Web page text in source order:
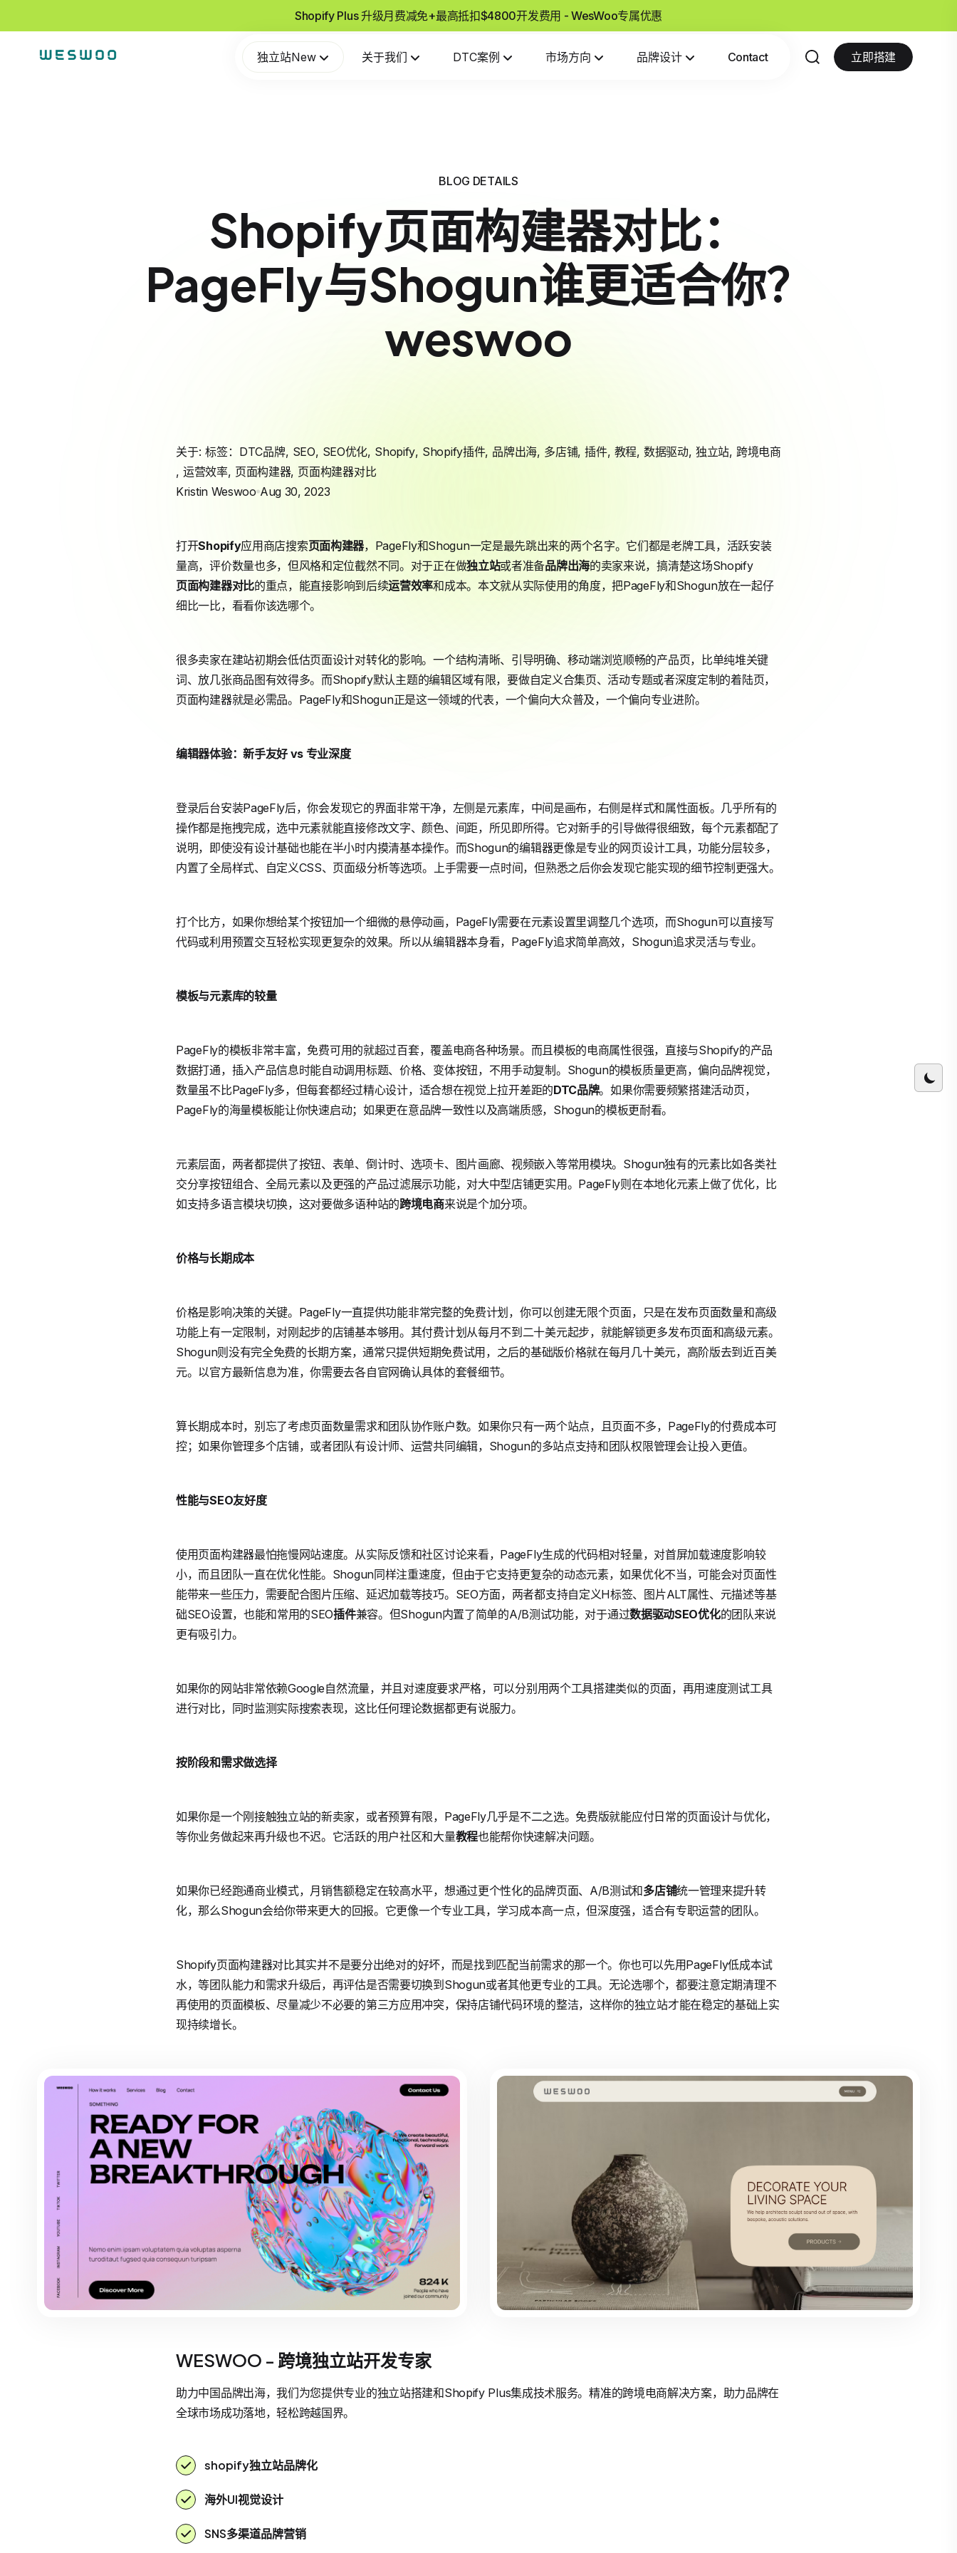
Shopify Plus 升级月费减免+最高抵扣$4800开发费用 - WesWoo专属优惠
独立站New 关于我们 DTC案例 市场方向 品牌设计 Contact 立即搭建
BLOG DETAILS
Shopify页面构建器对比：
PageFly与Shogun谁更适合你？
weswoo
关于: 标签： DTC品牌, SEO, SEO优化, Shopify, Shopify插件, 品牌出海, 多店铺,插件, 教程,数据驱动, 独立站, 跨境电商
, 运营效率, 页面构建器, 页面构建器对比
Kristin Weswoo Aug 30, 2023
打开Shopify应用商店搜索页面构建器，PageFly和Shogun一定是最先跳出来的两个名字。它们都是老牌工具，活跃安装
量高，评价数量也多，但风格和定位截然不同。对于正在做独立站或者准备品牌出海的卖家来说，搞清楚这场Shopify
页面构建器对比的重点，能直接影响到后续运营效率和成本。本文就从实际使用的角度，把PageFly和Shogun放在一起仔
细比一比，看看你该选哪个。
很多卖家在建站初期会低估页面设计对转化的影响。一个结构清晰、引导明确、移动端浏览顺畅的产品页，比单纯堆关键
词、放几张商品图有效得多。而Shopify默认主题的编辑区域有限，要做自定义合集页、活动专题或者深度定制的着陆页，
页面构建器就是必需品。PageFly和Shogun正是这一领域的代表，一个偏向大众普及，一个偏向专业进阶。
编辑器体验：新手友好 vs 专业深度
登录后台安装PageFly后，你会发现它的界面非常干净，左侧是元素库，中间是画布，右侧是样式和属性面板。几乎所有的
操作都是拖拽完成，选中元素就能直接修改文字、颜色、间距，所见即所得。它对新手的引导做得很细致，每个元素都配了
说明，即使没有设计基础也能在半小时内摸清基本操作。而Shogun的编辑器更像是专业的网页设计工具，功能分层较多，
内置了全局样式、自定义CSS、页面级分析等选项。上手需要一点时间，但熟悉之后你会发现它能实现的细节控制更强大。
打个比方，如果你想给某个按钮加一个细微的悬停动画，PageFly需要在元素设置里调整几个选项，而Shogun可以直接写
代码或利用预置交互轻松实现更复杂的效果。所以从编辑器本身看，PageFly追求简单高效，Shogun追求灵活与专业。
模板与元素库的较量
PageFly的模板非常丰富，免费可用的就超过百套，覆盖电商各种场景。而且模板的电商属性很强，直接与Shopify的产品
数据打通，插入产品信息时能自动调用标题、价格、变体按钮，不用手动复制。Shogun的模板质量更高，偏向品牌视觉，
数量虽不比PageFly多，但每套都经过精心设计，适合想在视觉上拉开差距的DTC品牌。如果你需要频繁搭建活动页，
PageFly的海量模板能让你快速启动；如果更在意品牌一致性以及高端质感，Shogun的模板更耐看。
元素层面，两者都提供了按钮、表单、倒计时、选项卡、图片画廊、视频嵌入等常用模块。Shogun独有的元素比如各类社
交分享按钮组合、全局元素以及更强的产品过滤展示功能，对大中型店铺更实用。PageFly则在本地化元素上做了优化，比
如支持多语言模块切换，这对要做多语种站的跨境电商来说是个加分项。
价格与长期成本
价格是影响决策的关键。PageFly一直提供功能非常完整的免费计划，你可以创建无限个页面，只是在发布页面数量和高级
功能上有一定限制，对刚起步的店铺基本够用。其付费计划从每月不到二十美元起步，就能解锁更多发布页面和高级元素。
Shogun则没有完全免费的长期方案，通常只提供短期免费试用，之后的基础版价格就在每月几十美元，高阶版去到近百美
元。以官方最新信息为准，你需要去各自官网确认具体的套餐细节。
算长期成本时，别忘了考虑页面数量需求和团队协作账户数。如果你只有一两个站点，且页面不多，PageFly的付费成本可
控；如果你管理多个店铺，或者团队有设计师、运营共同编辑，Shogun的多站点支持和团队权限管理会让投入更值。
性能与SEO友好度
使用页面构建器最怕拖慢网站速度。从实际反馈和社区讨论来看，PageFly生成的代码相对轻量，对首屏加载速度影响较
小，而且团队一直在优化性能。Shogun同样注重速度，但由于它支持更复杂的动态元素，如果优化不当，可能会对页面性
能带来一些压力，需要配合图片压缩、延迟加载等技巧。SEO方面，两者都支持自定义H标签、图片ALT属性、元描述等基
础SEO设置，也能和常用的SEO插件兼容。但Shogun内置了简单的A/B测试功能，对于通过数据驱动SEO优化的团队来说
更有吸引力。
如果你的网站非常依赖Google自然流量，并且对速度要求严格，可以分别用两个工具搭建类似的页面，再用速度测试工具
进行对比，同时监测实际搜索表现，这比任何理论数据都更有说服力。
按阶段和需求做选择
如果你是一个刚接触独立站的新卖家，或者预算有限，PageFly几乎是不二之选。免费版就能应付日常的页面设计与优化，
等你业务做起来再升级也不迟。它活跃的用户社区和大量教程也能帮你快速解决问题。
如果你已经跑通商业模式，月销售额稳定在较高水平，想通过更个性化的品牌页面、A/B测试和多店铺统一管理来提升转
化，那么Shogun会给你带来更大的回报。它更像一个专业工具，学习成本高一点，但深度强，适合有专职运营的团队。
Shopify页面构建器对比其实并不是要分出绝对的好坏，而是找到匹配当前需求的那一个。你也可以先用PageFly低成本试
水，等团队能力和需求升级后，再评估是否需要切换到Shogun或者其他更专业的工具。无论选哪个，都要注意定期清理不
再使用的页面模板、尽量减少不必要的第三方应用冲突，保持店铺代码环境的整洁，这样你的独立站才能在稳定的基础上实
现持续增长。
WESWOO - 跨境独立站开发专家
助力中国品牌出海，我们为您提供专业的独立站搭建和Shopify Plus集成技术服务。精准的跨境电商解决方案，助力品牌在
全球市场成功落地，轻松跨越国界。
shopify独立站品牌化
海外UI视觉设计
SNS多渠道品牌营销